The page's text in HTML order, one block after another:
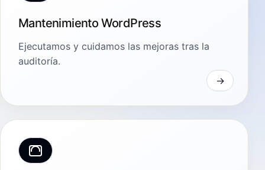
Mantenimiento WordPress
Ejecutamos y cuidamos las mejoras tras la
auditoría.